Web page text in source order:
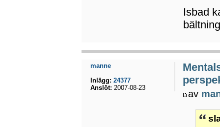
Isbad
av
manne
Inlägg: 24377
Anslöt: 2007-08-23